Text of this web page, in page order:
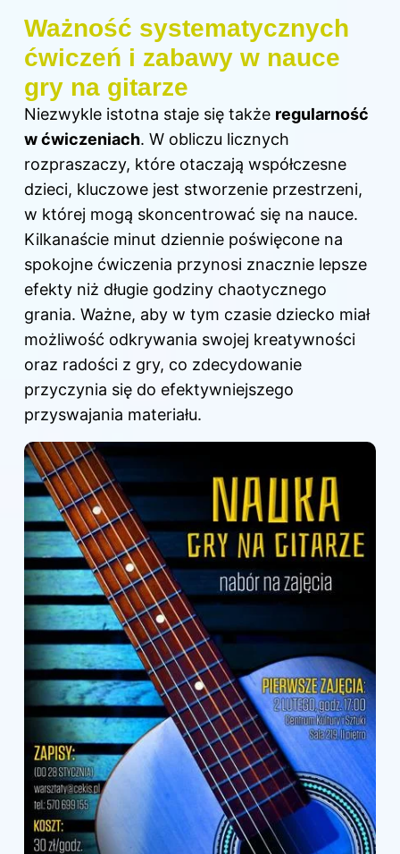
Ważność systematycznych
ćwiczeń i zabawy w nauce
gry na gitarze
Niezwykle istotna staje się także regularność
w ćwiczeniach. W obliczu licznych
rozpraszaczy, które otaczają współczesne
dzieci, kluczowe jest stworzenie przestrzeni,
w której mogą skoncentrować się na nauce.
Kilkanaście minut dziennie poświęcone na
spokojne ćwiczenia przynosi znacznie lepsze
efekty niż długie godziny chaotycznego
grania. Ważne, aby w tym czasie dziecko miał
możliwość odkrywania swojej kreatywności
oraz radości z gry, co zdecydowanie
przyczynia się do efektywniejszego
przyswajania materiału.